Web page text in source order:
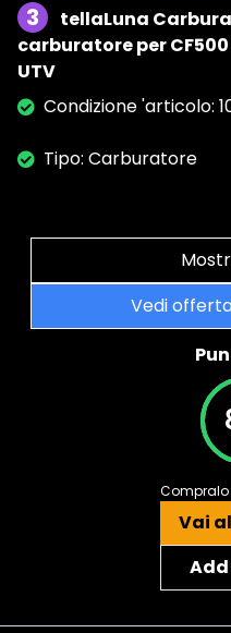
3
tellaLuna
carburatore per CF500
UTV
Condizione 'articolo:
Tipo: Carburatore
Vedi
Compralo
Vai